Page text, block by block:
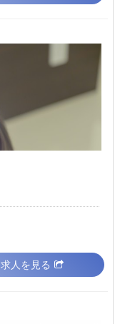
求人を見る